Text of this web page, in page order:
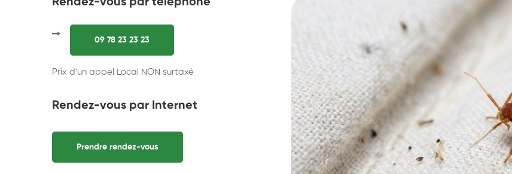
Rendez-vous par téléphone
09 78 23 23 23
Prix d'un appel Local NON surtaxé
Rendez-vous par Internet
Prendre rendez-vous